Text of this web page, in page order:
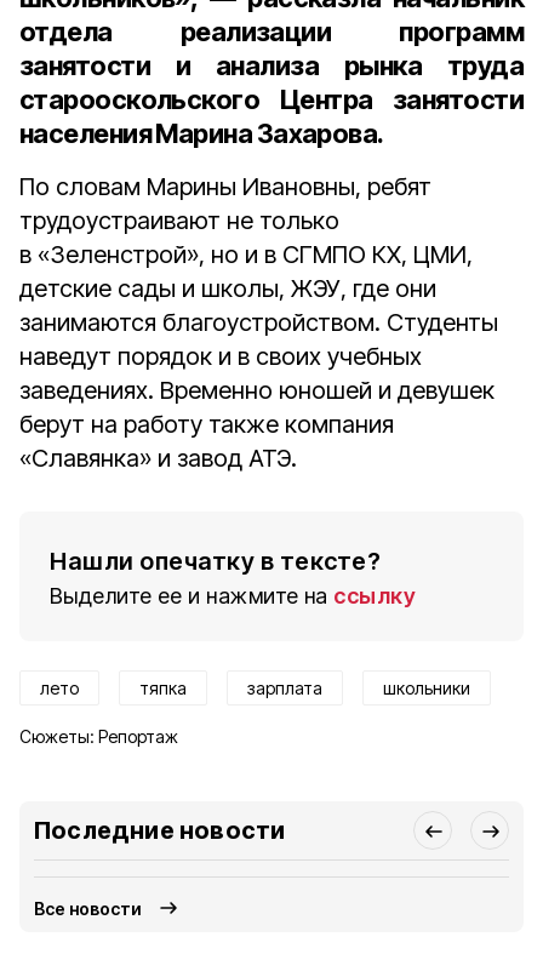
отдела реализации программ
занятости и анализа рынка труда
старооскольского Центра занятости
населения Марина Захарова.
По словам Марины Ивановны, ребят
трудоустраивают не только
в «Зеленстрой», но и в СГМПО КХ, ЦМИ,
детские сады и школы, ЖЭУ, где они
занимаются благоустройством. Студенты
наведут порядок и в своих учебных
заведениях. Временно юношей и девушек
берут на работу также компания
«Славянка» и завод АТЭ.
Нашли опечатку в тексте?
Выделите ее и нажмите на ссылку
лето тяпка зарплата школьники
Сюжеты: Репортаж
Последние новости
Все новости